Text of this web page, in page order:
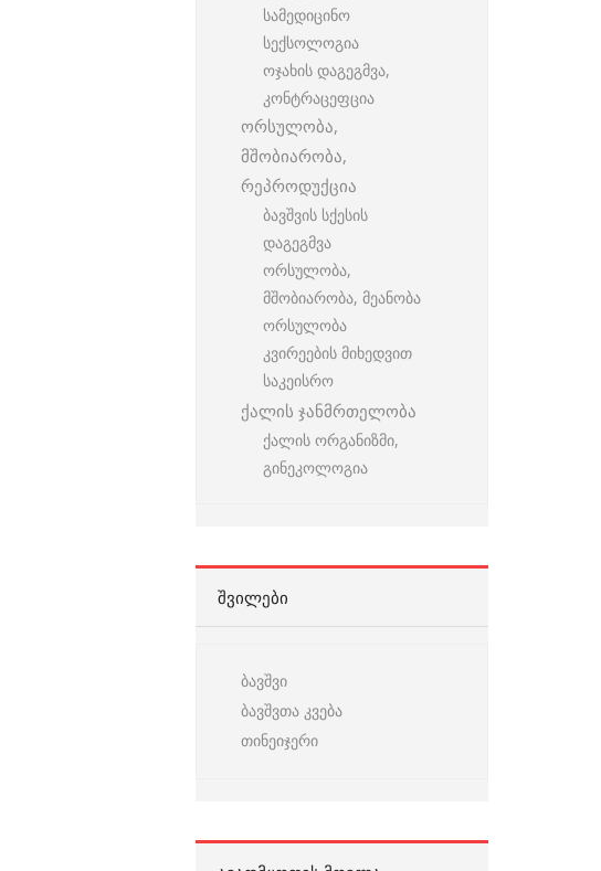
სამედიცინო
სექსოლოგია
ოჯახის დაგეგმვა,
კონტრაცეფცია
ორსულობა,
მშობიარობა,
რეპროდუქცია
ბავშვის სქესის
დაგეგმვა
ორსულობა,
მშობიარობა, მეანობა
ორსულობა
კვირეების მიხედვით
საკეისრო
ქალის ჯანმრთელობა
ქალის ორგანიზმი,
გინეკოლოგია
ᲨᲕᲘᲚᲔᲑᲘ
ბავშვი
ბავშვთა კვება
თინეიჯერი